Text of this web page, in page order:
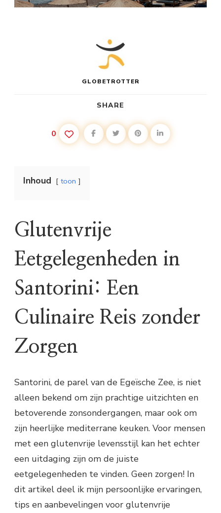
GLOBETROTTER
SHARE
0
Inhoud toon
Glutenvrije
Eetgelegenheden in
Santorini: Een
Culinaire Reis zonder
Zorgen
Santorini, de parel van de Egeïsche Zee, is niet
alleen bekend om zijn prachtige uitzichten en
betoverende zonsondergangen, maar ook om
zijn heerlijke mediterrane keuken. Voor mensen
met een glutenvrije levensstijl kan het echter
een uitdaging zijn om de juiste
eetgelegenheden te vinden. Geen zorgen! In
dit artikel deel ik mijn persoonlijke ervaringen,
tips en aanbevelingen voor glutenvrije